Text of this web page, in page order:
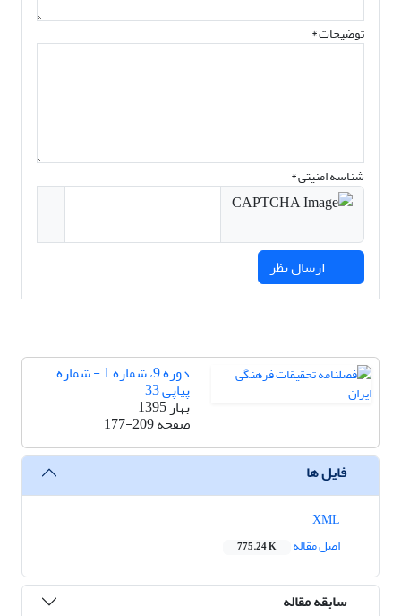
توضیحات *
شناسه امنیتی *
دوره 9، شماره 1 - شماره
پیاپی 33
بهار 1395
صفحه177-209
فایل ها
اصل مقاله
775.24 K
سابقه مقاله